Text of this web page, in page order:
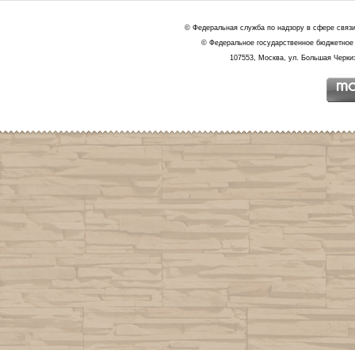
© Федеральная служба по надзору в сфере
© Федеральное государственное
107553, Москва, ул. Большая